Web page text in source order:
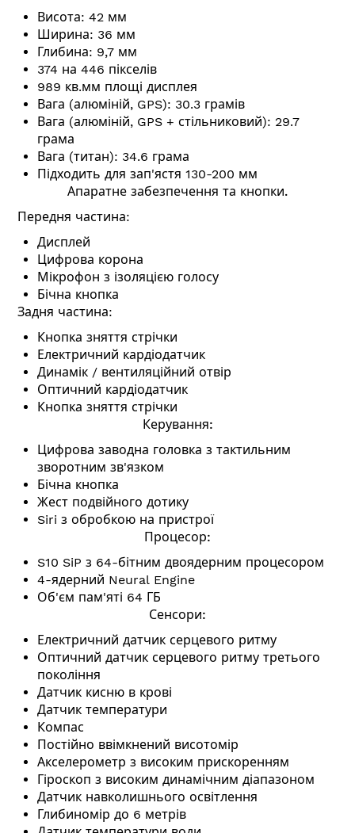
Висота: 42 мм
Ширина: 36 мм
Глибина: 9,7 мм
374 на 446 пікселів
989 кв.мм площі дисплея
Вага (алюміній, GPS): 30.3 грамів
Вага (алюміній, GPS + стільниковий): 29.7
грама
Вага (титан): 34.6 грама
Підходить для зап'ястя 130-200 мм
Апаратне забезпечення та кнопки.
Передня частина:
Дисплей
Цифрова корона
Мікрофон з ізоляцією голосу
Бічна кнопка
Задня частина:
Кнопка зняття стрічки
Електричний кардіодатчик
Динамік / вентиляційний отвір
Оптичний кардіодатчик
Кнопка зняття стрічки
Керування:
Цифрова заводна головка з тактильним
зворотним зв'язком
Бічна кнопка
Жест подвійного дотику
Siri з обробкою на пристрої
Процесор:
S10 SiP з 64-бітним двоядерним процесором
4-ядерний Neural Engine
Об'єм пам'яті 64 ГБ
Сенсори:
Електричний датчик серцевого ритму
Оптичний датчик серцевого ритму третього
покоління
Датчик кисню в крові
Датчик температури
Компас
Постійно ввімкнений висотомір
Акселерометр з високим прискоренням
Гіроскоп з високим динамічним діапазоном
Датчик навколишнього освітлення
Глибиномір до 6 метрів